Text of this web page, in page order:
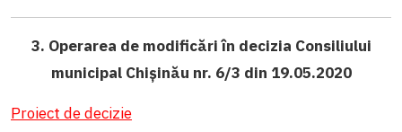
3. Operarea de modificări în decizia Consiliului
municipal Chișinău nr. 6/3 din 19.05.2020
Proiect de decizie